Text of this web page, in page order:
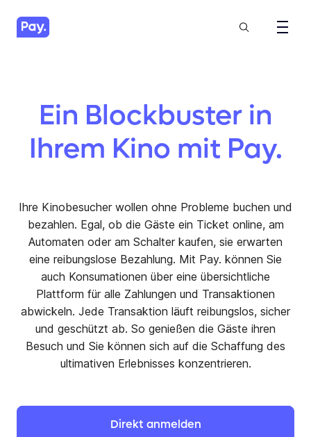
Ein Blockbuster in
Ihrem Kino mit Pay.
Ihre Kinobesucher wollen ohne Probleme buchen und
bezahlen. Egal, ob die Gäste ein Ticket online, am
Automaten oder am Schalter kaufen, sie erwarten
eine reibungslose Bezahlung. Mit Pay. können Sie
auch Konsumationen über eine übersichtliche
Plattform für alle Zahlungen und Transaktionen
abwickeln. Jede Transaktion läuft reibungslos, sicher
und geschützt ab. So genießen die Gäste ihren
Besuch und Sie können sich auf die Schaffung des
ultimativen Erlebnisses konzentrieren.
Direkt anmelden